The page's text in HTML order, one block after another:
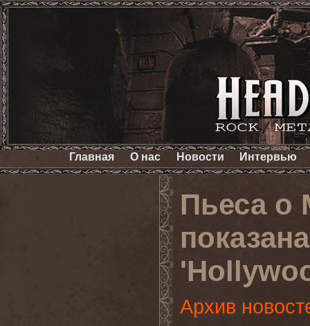
Главная О нас Новости Интервью
Пьеса о
Архив